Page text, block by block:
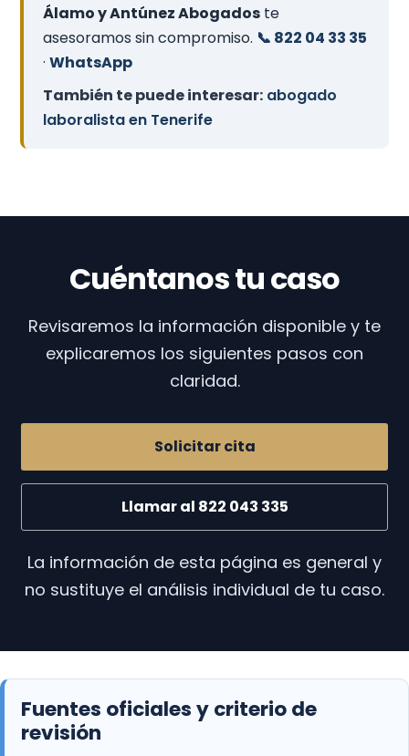
Álamo y Antúnez Abogadoste
asesoramos sin compromiso. 📞 822 04 33 35
· WhatsApp
También te puede interesar: abogado
laboralista en Tenerife
Cuéntanos tu caso
Revisaremos la información disponible y te
explicaremos los siguientes pasos con
claridad.
Solicitar cita
Llamar al 822 043 335
La información de esta página es general y
no sustituye el análisis individual de tu caso.
Fuentes oficiales y criterio de
revisión